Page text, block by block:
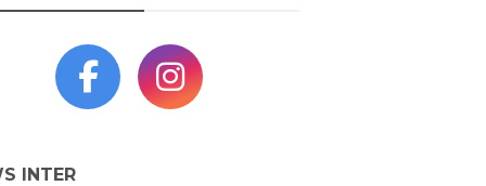
INTER